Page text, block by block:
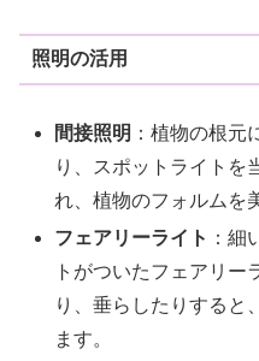
照明の活用
間接照明 ：植物の根元
り、スポットライトを
れ、植物のフォルムを
フェアリーライト ：細
トがついたフェアリー
り、垂らしたりすると
ます。